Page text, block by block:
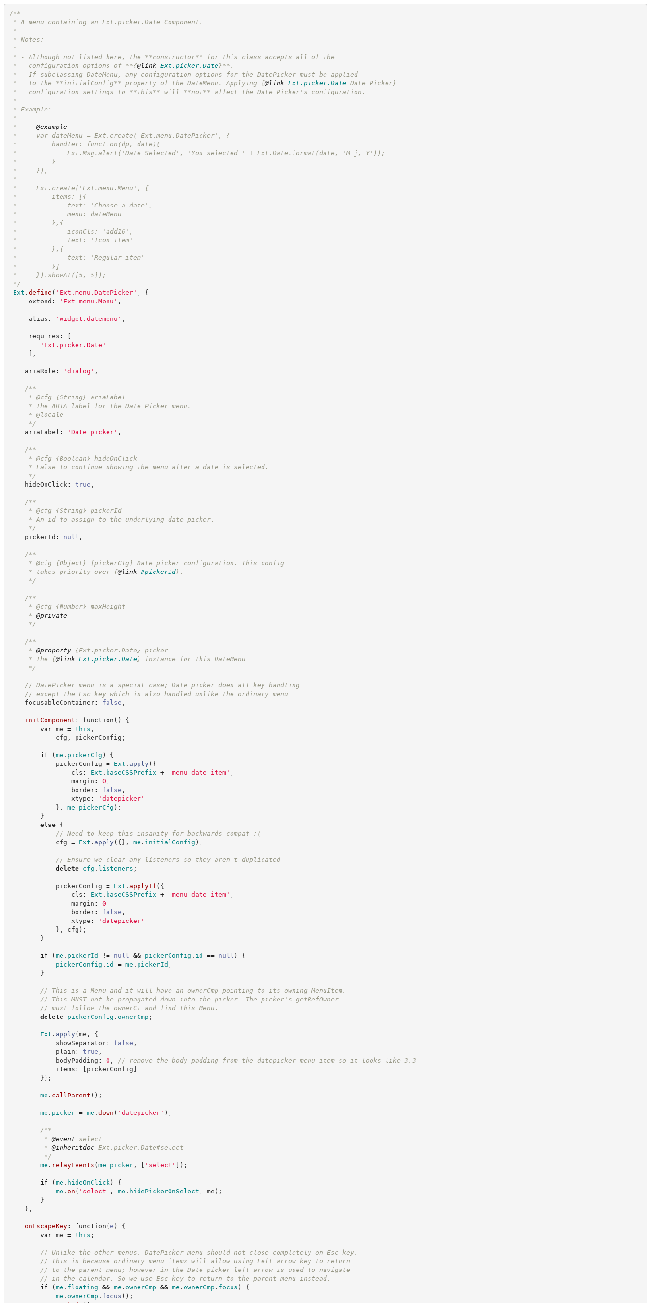
/**
* A menu containing an Ext.picker.Date Component.
*
* Notes:
*
* - Although not listed here, the **constructor** for this class accepts all of the
*   configuration options of **{@link Ext.picker.Date} **.
* - If subclassing DateMenu, any configuration options for the DatePicker must be applied
*   to the **initialConfig** property of the DateMenu. Applying {@link Ext.picker.Date Date Picker}
*   configuration settings to **this** will **not** affect the Date Picker's configuration.
*
* Example:
*
* @example
*     var dateMenu = Ext.create('Ext.menu.DatePicker', {
*         handler: function(dp, date){
*             Ext.Msg.alert('Date Selected', 'You selected ' + Ext.Date.format(date, 'M j, Y'));
*         }
*     });
*
*     Ext.create('Ext.menu.Menu', {
*         items: [{
*             text: 'Choose a date',
*             menu: dateMenu
*         },{
*             iconCls: 'add16',
*             text: 'Icon item'
*         },{
*             text: 'Regular item'
*         }]
*     }).showAt([5, 5]);
*/
Ext . define ( ' Ext.menu.DatePicker' ,
{
extend : ' Ext.menu.Menu ' ,
alias : ' widget.datemenu ' ,
requires :
[
' Ext.picker.Date '
] ,
ariaRole : ' dialog ' ,
/**
* @cfg {String}
ariaLabel
* The ARIA label for the Date Picker menu.
* @locale
*/
ariaLabel : ' Date picker' ,
/**
* @cfg {Boolean}
hideOnClick
* False to continue showing the menu after a date is selected.
*/
hideOnClick : true ,
/**
* @cfg {String}
pickerId
* An id to assign to the underlying date picker.
*/
pickerId : null ,
/**
* @cfg {Object}
[pickerCfg] Date picker configuration. This config
* takes priority over {@link #pickerId} .
*/
/**
* @cfg {Number}
maxHeight
* @private
*/
/**
* @property {Ext.picker.Date}
picker
* The {@link Ext.picker.Date} instance for this DateMenu
*/
// DatePicker menu is a special case; Date picker does all key handling
// except the Esc key which is also handled unlike the ordinary menu
focusableContainer: false ,
initComponent : function ( )
{
var me = this ,
cfg , pickerConfig ;
if (me . pickerCfg )
{
pickerConfig = Ext . apply ( {
cls : Ext . baseCSSPrefix + ' menu-date-item' ,
margin : 0 ,
border: false ,
xtype : ' datepicker'
} , me . pickerCfg ) ;
}
else
{
// Need to keep this insanity for backwards compat :(
cfg = Ext . apply ( {} , me . initialConfig ) ;
// Ensure we clear any listeners so they aren't duplicated
delete
cfg . listeners ;
pickerConfig = Ext . applyIf ( {
cls : Ext . baseCSSPrefix + ' menu-date-item' ,
margin : 0 ,
border: false ,
xtype : ' datepicker'
} , cfg ) ;
}
if (me . pickerId != null && pickerConfig . id == null )
{
pickerConfig . id = me . pickerId ;
}
// This is a Menu and it will have an ownerCmp pointing to its owning MenuItem.
// This MUST not be propagated down into the picker. The picker's getRefOwner
// must follow the ownerCt and find this Menu.
delete
pickerConfig . ownerCmp ;
Ext . apply (me ,
{
showSeparator: false ,
plain : true ,
bodyPadding : 0 , // remove the body padding from the datepicker menu item so it looks like 3.3
items : [ pickerConfig ]
} ) ;
me . callParent ( ) ;
me . picker = me . down ( ' datepicker' ) ;
/**
* @event select
* @inheritdoc Ext.picker.Date#select
*/
me . relayEvents (me . picker, [ ' select ' ] ) ;
if (me . hideOnClick )
{
me . on ( ' select ' , me . hidePickerOnSelect , me ) ;
}
} ,
onEscapeKey: function (e )
{
var me = this ;
// Unlike the other menus, DatePicker menu should not close completely on Esc key.
// This is because ordinary menu items will allow using Left arrow key to return
// to the parent menu; however in the Date picker left arrow is used to navigate
// in the calendar. So we use Esc key to return to the parent menu instead.
if
(me . floating && me . ownerCmp && me . ownerCmp . focus )
{
me . ownerCmp . focus ( ) ;